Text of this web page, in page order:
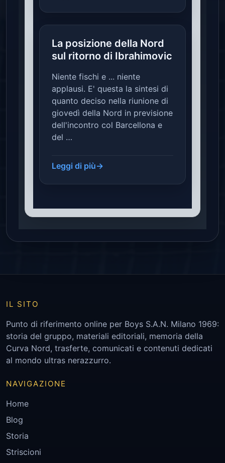
La posizione della Nord
sul ritorno di Ibrahimovic
Niente fischi e ... niente
applausi. E' questa la sintesi di
quanto deciso nella riunione di
giovedì della Nord in previsione
dell'incontro col Barcellona e
del …
Leggi di più→
IL SITO
Punto di riferimento online per Boys S.A.N. Milano 1969:
storia del gruppo, materiali editoriali, memoria della
Curva Nord, trasferte, comunicati e contenuti dedicati
al mondo ultras nerazzurro.
NAVIGAZIONE
Home
Blog
Storia
Striscioni